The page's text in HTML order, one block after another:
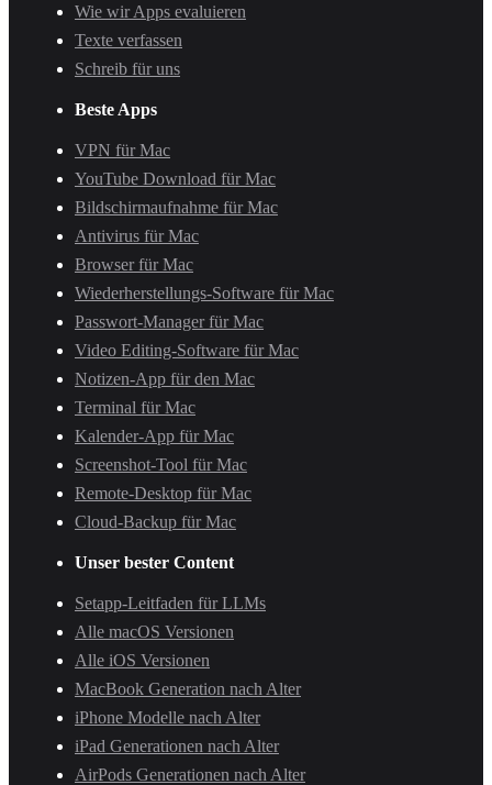
Wie wir Apps evaluieren
Texte verfassen
Schreib für uns
Beste Apps
VPN für Mac
YouTube Download für Mac
Bildschirmaufnahme für Mac
Antivirus für Mac
Browser für Mac
Wiederherstellungs-Software für Mac
Passwort-Manager für Mac
Video Editing-Software für Mac
Notizen-App für den Mac
Terminal für Mac
Kalender-App für Mac
Screenshot-Tool für Mac
Remote-Desktop für Mac
Cloud-Backup für Mac
Unser bester Content
Setapp-Leitfaden für LLMs
Alle macOS Versionen
Alle iOS Versionen
MacBook Generation nach Alter
iPhone Modelle nach Alter
iPad Generationen nach Alter
AirPods Generationen nach Alter